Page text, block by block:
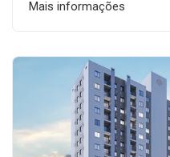
Mais informações